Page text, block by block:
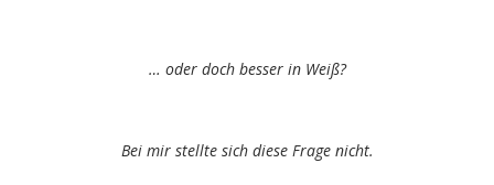
… oder doch besser in Weiß?
Bei mir stellte sich diese Frage nicht.